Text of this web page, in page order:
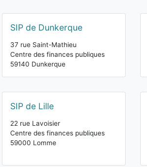
SIP de Dunkerque
37 rue Saint-Mathieu
Centre des finances publiques
59140 Dunkerque
SIP de Lille
22 rue Lavoisier
Centre des finances publiques
59000 Lomme